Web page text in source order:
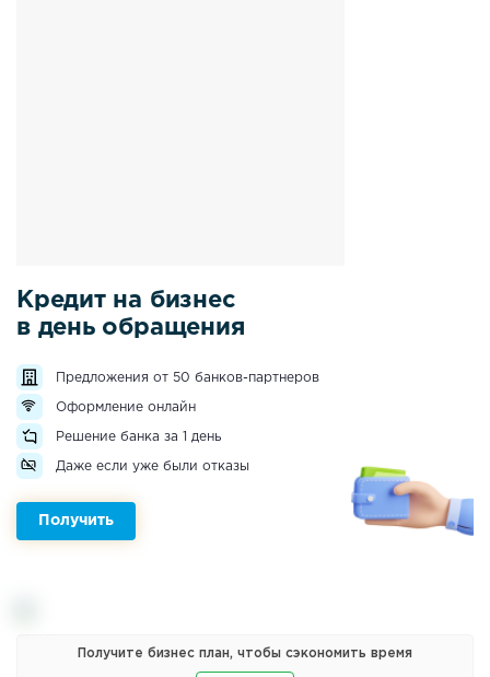
Кредит на бизнес
в день обращения
Предложения от 50 банков-партнеров
Оформление онлайн
Решение банка за 1 день
Даже если уже были отказы
Получить
Получите бизнес план, чтобы сэкономить время